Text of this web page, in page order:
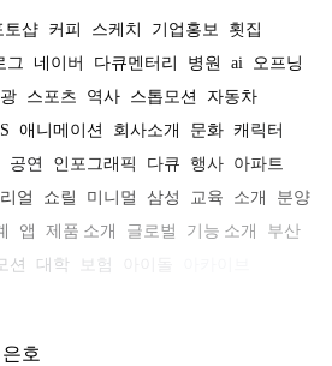
토샵 커피 스케치 기업홍보
횟집
그 네이버 다큐멘터리 병원 ai 오프닝
스포츠 역사 스톱모션
자동차
애니메이션 회사소개 문화 캐릭터
공연 인포그래픽 다큐 행사 아파트
얼 쇼릴 미니멀 삼성 교육 소개
분양
앱 제품 소개 글로벌 기능 소개
부산
션 대학 보험
호